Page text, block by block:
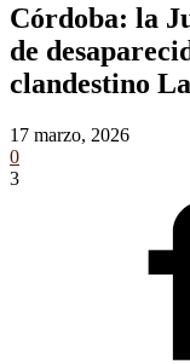
Córdoba: la
de
clandestino
17 marzo, 2026
0
3